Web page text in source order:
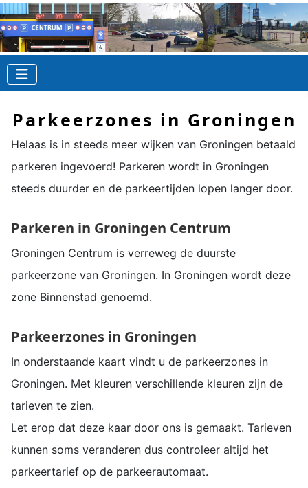
Parkeerzones in Groningen
Helaas is in steeds meer wijken van Groningen betaald
parkeren ingevoerd! Parkeren wordt in Groningen
steeds duurder en de parkeertijden lopen langer door.
Parkeren in Groningen Centrum
Groningen Centrum is verreweg de duurste
parkeerzone van Groningen. In Groningen wordt deze
zone Binnenstad genoemd.
Parkeerzones in Groningen
In onderstaande kaart vindt u de parkeerzones in
Groningen. Met kleuren verschillende kleuren zijn de
tarieven te zien.
Let erop dat deze kaar door ons is gemaakt. Tarieven
kunnen soms veranderen dus controleer altijd het
parkeertarief op de parkeerautomaat.